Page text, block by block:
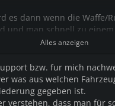
es dann wenn die Waffe/
und man schnell zu
schaut und naja... keine
Alles anzeigen
bzw. fur mich
was aus welchen
gegeben ist.
verstehen, dass man für